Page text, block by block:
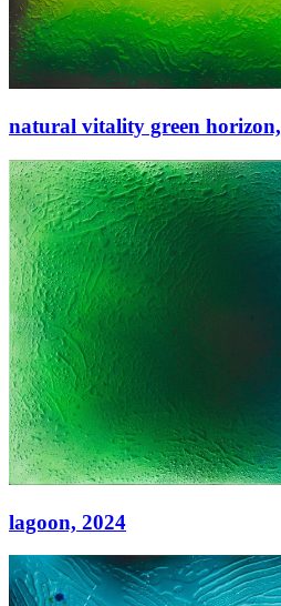
natural vitality green horizon,
natural vitality green horizon,2024
Acryl auf Leinwand
120 × 240
lagoon, 2024
lagoon,2024
Acryl auf Leinwand